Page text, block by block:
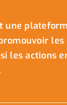
une
les actions